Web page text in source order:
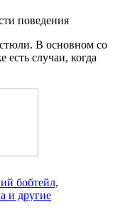
поведения
В основном со
случаи, когда
бобтейл,
и другие